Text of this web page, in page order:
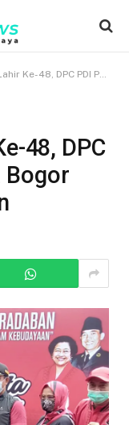
Perjuangan Kota Bogor Tanam Ribuan Pohon
48, DPC
Bogor